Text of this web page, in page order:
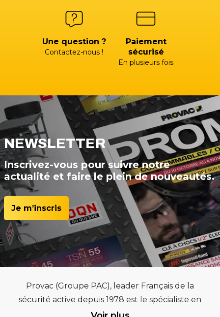
Une question ?
Contactez-nous !
Paiement
sécurisé
En plusieurs fois
NEWSLETTER
Inscrivez-vous pour suivre notre
actualité et faire le plein de nouveautés.
Je m’inscris
Provac (Groupe PAC), leader Français de la
sécurité active depuis 1978 est le spécialiste en
équipements pour garages et centres